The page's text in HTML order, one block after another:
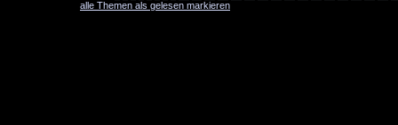
alle Themen als gelesen markieren